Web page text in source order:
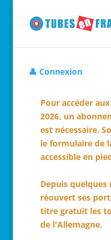
👤 Connexion
Pour accéder
2026, un
est nécessaire.
le formulaire de
accessible en
Depuis quelques
réouvert ses
titre gratuit les
de l'Allemagne.